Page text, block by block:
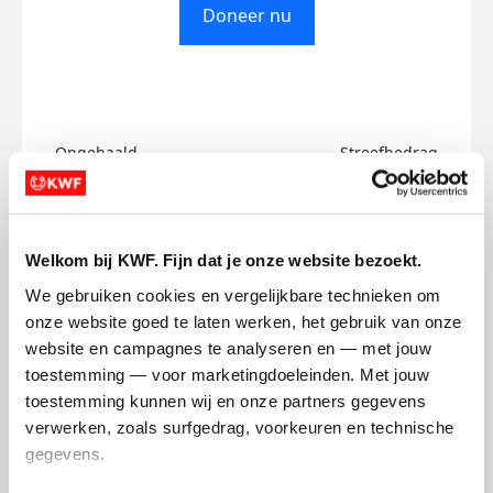
Welkom bij KWF. Fijn dat je onze website bezoekt.
We gebruiken cookies en vergelijkbare technieken om
onze website goed te laten werken, het gebruik van onze
website en campagnes te analyseren en — met jouw
toestemming — voor marketingdoeleinden. Met jouw
toestemming kunnen wij en onze partners gegevens
verwerken, zoals surfgedrag, voorkeuren en technische
gegevens.
Doneer nu
Opgehaald
€0
Streefbedrag
€500
Remke's badges